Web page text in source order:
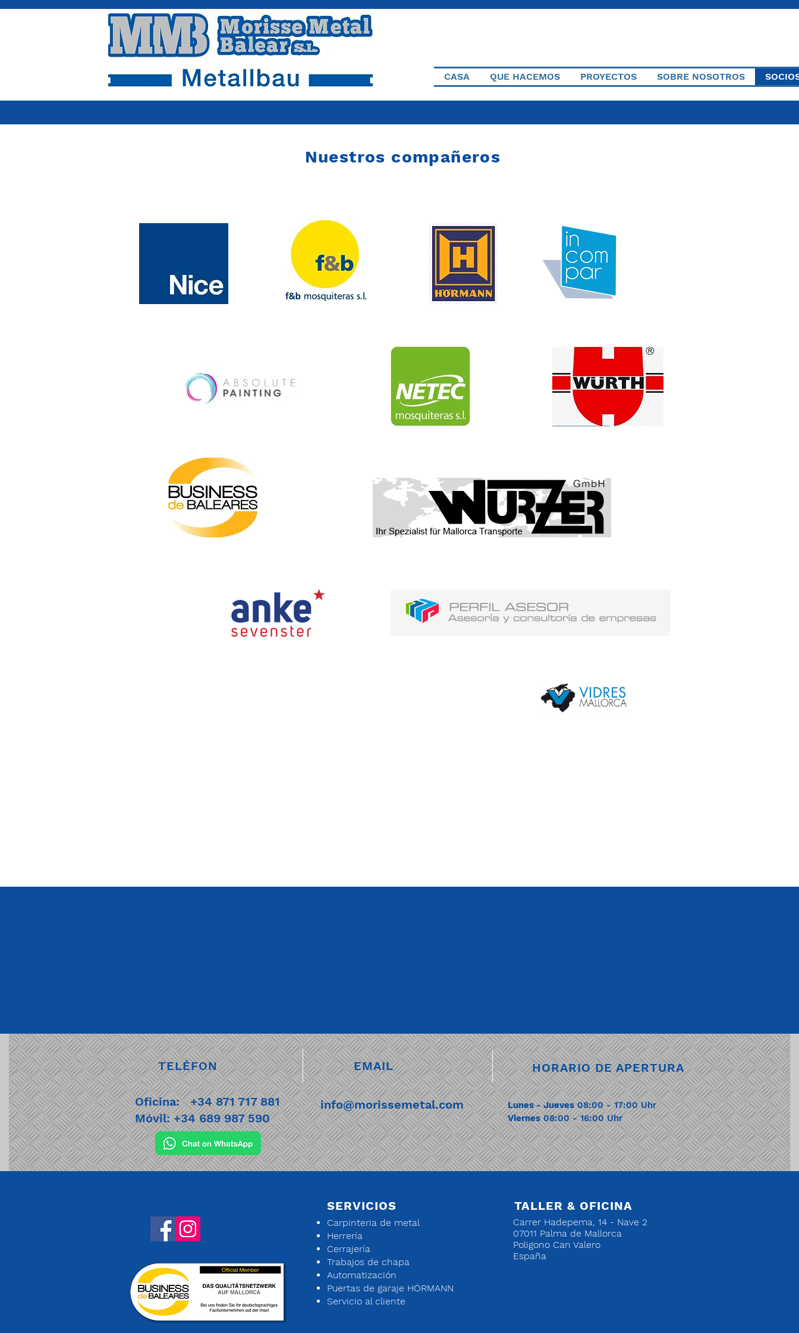
CASA QUE HACEMOS PROYECTOS SOBRE NOSOTROS
Nuestros compañeros
TELÉFON EMAIL HORARIO DE APERTURA
Oficina: +34 871 717 881
Móvil: +34 689 987 590
info@morissemetal.com Lunes - Jueves08:00 - 17:00 Uhr
Viernes08:00 - 16:00 Uhr
SERVICIOS
Carpinteria de metal
Herrería
Cerrajería
Trabajos de chapa
Automatización
Puertas de garaje HÖRMANN
Servicio al cliente
TALLER & OFICINA
Carrer Hadepema, 14 - Nave 2
07011 Palma de Mallorca
Poligono Can Valero
España